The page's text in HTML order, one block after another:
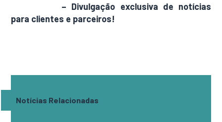
– Divulgação exclusiva de notícias
para clientes e parceiros!
Notícias Relacionadas